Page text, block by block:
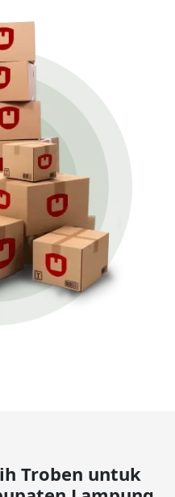
Troben untuk